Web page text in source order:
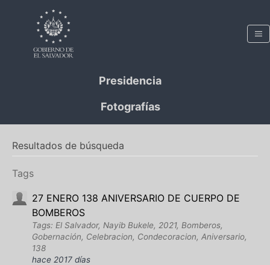
Presidencia
Fotografías
Resultados de búsqueda
Tags
27 ENERO 138 ANIVERSARIO DE CUERPO DE
BOMBEROS
Tags: El Salvador, Nayib Bukele, 2021, Bomberos,
Gobernación, Celebracion, Condecoracion, Aniversario,
138
hace 2017 días